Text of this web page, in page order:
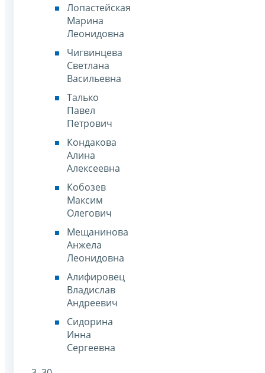
Лопастейская
Марина
Леонидовна
Чигвинцева
Светлана
Васильевна
Талько
Павел
Петрович
Кондакова
Алина
Алексеевна
Кобозев
Максим
Олегович
Мещанинова
Анжела
Леонидовна
Алифировец
Владислав
Андреевич
Сидорина
Инна
Сергеевна